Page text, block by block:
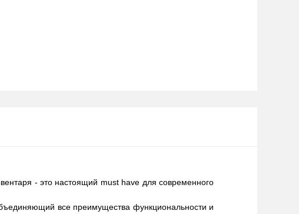
- это настоящий must have для современного
все преимущества функциональности и